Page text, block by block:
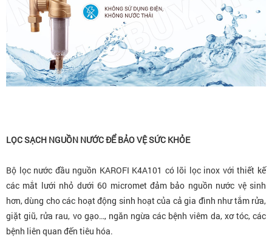
LỌC SẠCH NGUỒN NƯỚC ĐỂ BẢO VỆ SỨC KHỎE
Bộ lọc nước đầu nguồn KAROFI K4A101 có lõi lọc inox với thiết kế
các mắt lưới nhỏ dưới 60 micromet đảm bảo nguồn nước vệ sinh
hơn, dùng cho các hoạt động sinh hoạt của cả gia đình như tắm rửa,
giặt giũ, rửa rau, vo gạo…, ngăn ngừa các bệnh viêm da, xơ tóc, các
bệnh liên quan đến tiêu hóa.